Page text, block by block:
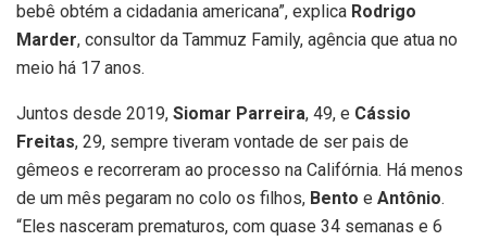
bebê obtém a cidadania americana”, explica Rodrigo
Marder, consultor da Tammuz Family, agência que atua no
meio há 17 anos.
Juntos desde 2019, Siomar Parreira, 49, e Cássio
Freitas, 29, sempre tiveram vontade de ser pais de
gêmeos e recorreram ao processo na Califórnia. Há menos
de um mês pegaram no colo os filhos, Bento e Antônio.
“Eles nasceram prematuros, com quase 34 semanas e 6